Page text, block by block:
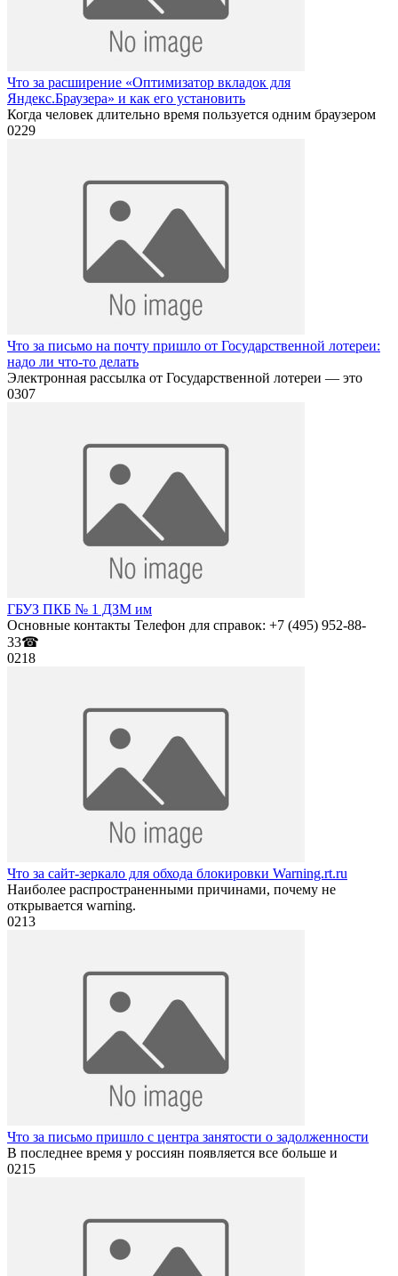
Что за расширение «Оптимизатор вкладок для
Яндекс.Браузера» и как его установить
Когда человек длительно время пользуется одним браузером
0229
Что за письмо на почту пришло от Государственной лотереи:
надо ли что-то делать
Электронная рассылка от Государственной лотереи — это
0307
ГБУЗ ПКБ № 1 ДЗМ им
Основные контакты Телефон для справок: +7 (495) 952-88-
33☎
0218
Что за сайт-зеркало для обхода блокировки Warning.rt.ru
Наиболее распространенными причинами, почему не
открывается warning.
0213
Что за письмо пришло с центра занятости о задолженности
В последнее время у россиян появляется все больше и
0215